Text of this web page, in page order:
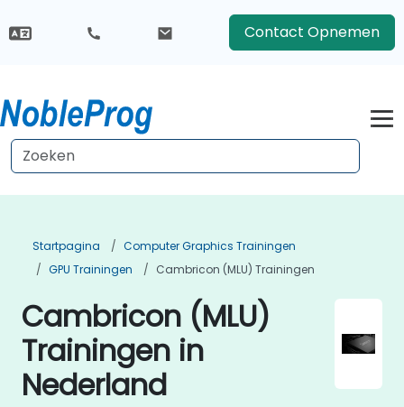
Contact Opnemen
Startpagina
Computer Graphics Trainingen
GPU Trainingen
Cambricon (MLU) Trainingen
Cambricon (MLU)
Trainingen in
Nederland